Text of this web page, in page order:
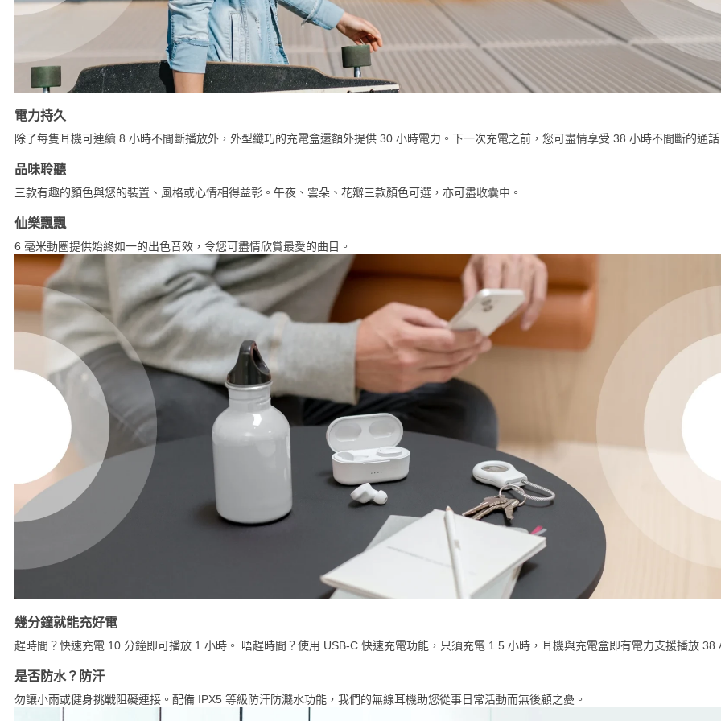
電力持久
除了每隻耳機可連續 8 小時不間斷播放外，外型纖巧的充電盒還額外提供 30 小時電力。下一次充電之前，您可盡情享受 38 小時不間斷的通
品味聆聽
三款有趣的顏色與您的裝置、風格或心情相得益彰。午夜、雲朵、花瓣三款顏色可選，亦可盡收囊中。
仙樂飄飄
6 毫米動圈提供始終如一的出色音效，令您可盡情欣賞最愛的曲目。
幾分鐘就能充好電
趕時間？快速充電 10 分鐘即可播放 1 小時。 唔趕時間？使用 USB-C 快速充電功能，只須充電 1.5 小時，耳機與充電盒即有電力支援播放 38
是否防水？防汗
勿讓小雨或健身挑戰阻礙連接。配備 IPX5 等級防汗防濺水功能，我們的無線耳機助您從事日常活動而無後顧之憂。